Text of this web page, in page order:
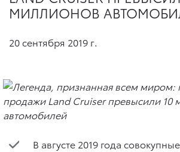
МИЛЛИОНОВ
20 сентября 2019 г.
В августе 2019 года